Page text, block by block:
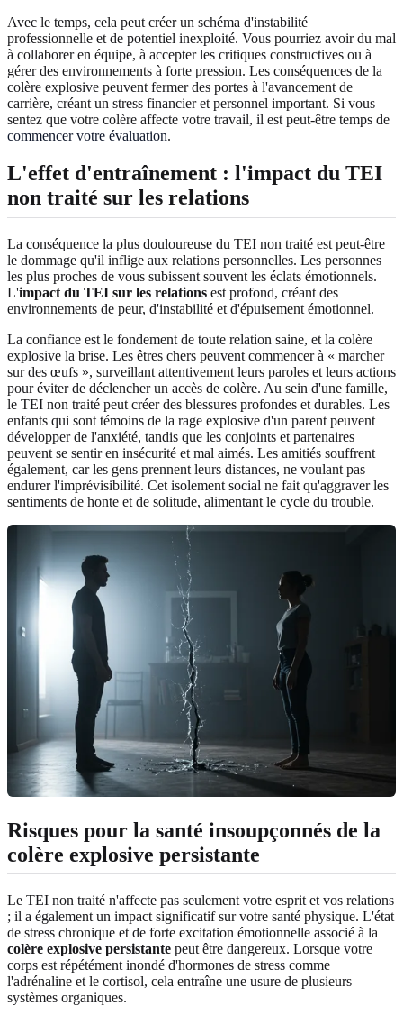
Avec le temps, cela peut créer un schéma d'instabilité
professionnelle et de potentiel inexploité. Vous pourriez avoir du mal
à collaborer en équipe, à accepter les critiques constructives ou à
gérer des environnements à forte pression. Les conséquences de la
colère explosive peuvent fermer des portes à l'avancement de
carrière, créant un stress financier et personnel important. Si vous
sentez que votre colère affecte votre travail, il est peut-être temps de
commencer votre évaluation.
L'effet d'entraînement : l'impact du TEI
non traité sur les relations
La conséquence la plus douloureuse du TEI non traité est peut-être
le dommage qu'il inflige aux relations personnelles. Les personnes
les plus proches de vous subissent souvent les éclats émotionnels.
L'impact du TEI sur les relations est profond, créant des
environnements de peur, d'instabilité et d'épuisement émotionnel.
La confiance est le fondement de toute relation saine, et la colère
explosive la brise. Les êtres chers peuvent commencer à « marcher
sur des œufs », surveillant attentivement leurs paroles et leurs actions
pour éviter de déclencher un accès de colère. Au sein d'une famille,
le TEI non traité peut créer des blessures profondes et durables. Les
enfants qui sont témoins de la rage explosive d'un parent peuvent
développer de l'anxiété, tandis que les conjoints et partenaires
peuvent se sentir en insécurité et mal aimés. Les amitiés souffrent
également, car les gens prennent leurs distances, ne voulant pas
endurer l'imprévisibilité. Cet isolement social ne fait qu'aggraver les
sentiments de honte et de solitude, alimentant le cycle du trouble.
Risques pour la santé insoupçonnés de la
colère explosive persistante
Le TEI non traité n'affecte pas seulement votre esprit et vos relations
; il a également un impact significatif sur votre santé physique. L'état
de stress chronique et de forte excitation émotionnelle associé à la
colère explosive persistante peut être dangereux. Lorsque votre
corps est répétément inondé d'hormones de stress comme
l'adrénaline et le cortisol, cela entraîne une usure de plusieurs
systèmes organiques.